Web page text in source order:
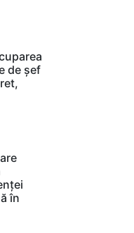
de şef
în